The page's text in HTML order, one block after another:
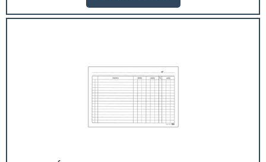
embalagens de qualidade, procure um fornecedor de